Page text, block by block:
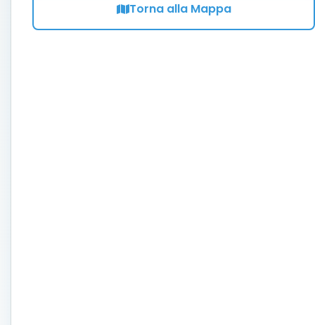
Torna alla Mappa